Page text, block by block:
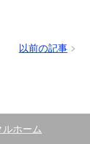
以前の記事
ホーム